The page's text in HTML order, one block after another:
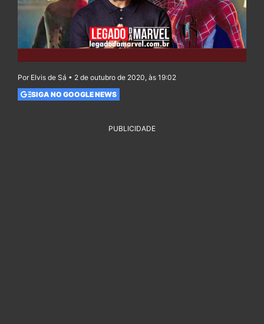
Por Elvis de Sá • 2 de outubro de 2020, às 19:02
SIGA NO GOOGLE NEWS
PUBLICIDADE